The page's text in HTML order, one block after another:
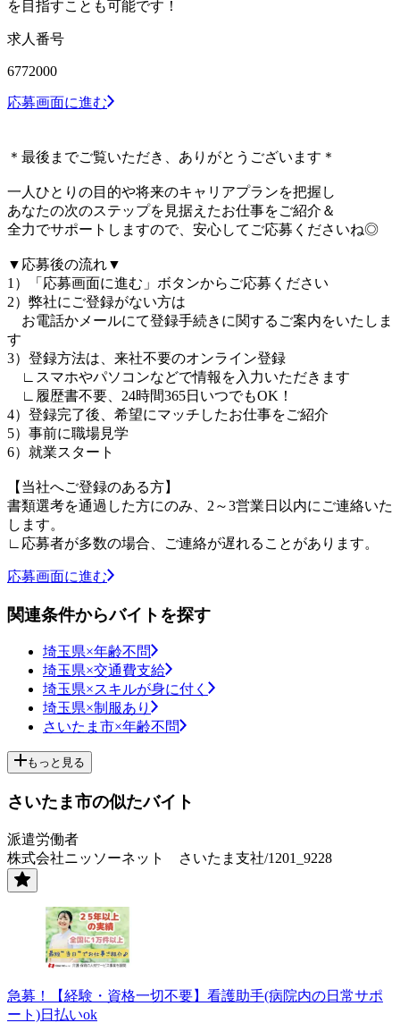
を目指すことも可能です！
求人番号
6772000
応募画面に進む
＊最後までご覧いただき、ありがとうございます＊
一人ひとりの目的や将来のキャリアプランを把握し
あなたの次のステップを見据えたお仕事をご紹介＆
全力でサポートしますので、安心してご応募くださいね◎
▼応募後の流れ▼
1）「応募画面に進む」ボタンからご応募ください
2）弊社にご登録がない方は
お電話かメールにて登録手続きに関するご案内をいたしま
す
3）登録方法は、来社不要のオンライン登録
∟スマホやパソコンなどで情報を入力いただきます
∟履歴書不要、24時間365日いつでもOK！
4）登録完了後、希望にマッチしたお仕事をご紹介
5）事前に職場見学
6）就業スタート
【当社へご登録のある方】
書類選考を通過した方にのみ、2～3営業日以内にご連絡いた
します。
∟応募者が多数の場合、ご連絡が遅れることがあります。
応募画面に進む
関連条件からバイトを探す
埼玉県×年齢不問
埼玉県×交通費支給
埼玉県×スキルが身に付く
埼玉県×制服あり
さいたま市×年齢不問
もっと見る
さいたま市の似たバイト
派遣労働者
株式会社ニッソーネット さいたま支社/1201_9228
急募！【経験・資格一切不要】看護助手(病院内の日常サポ
ート)日払いok